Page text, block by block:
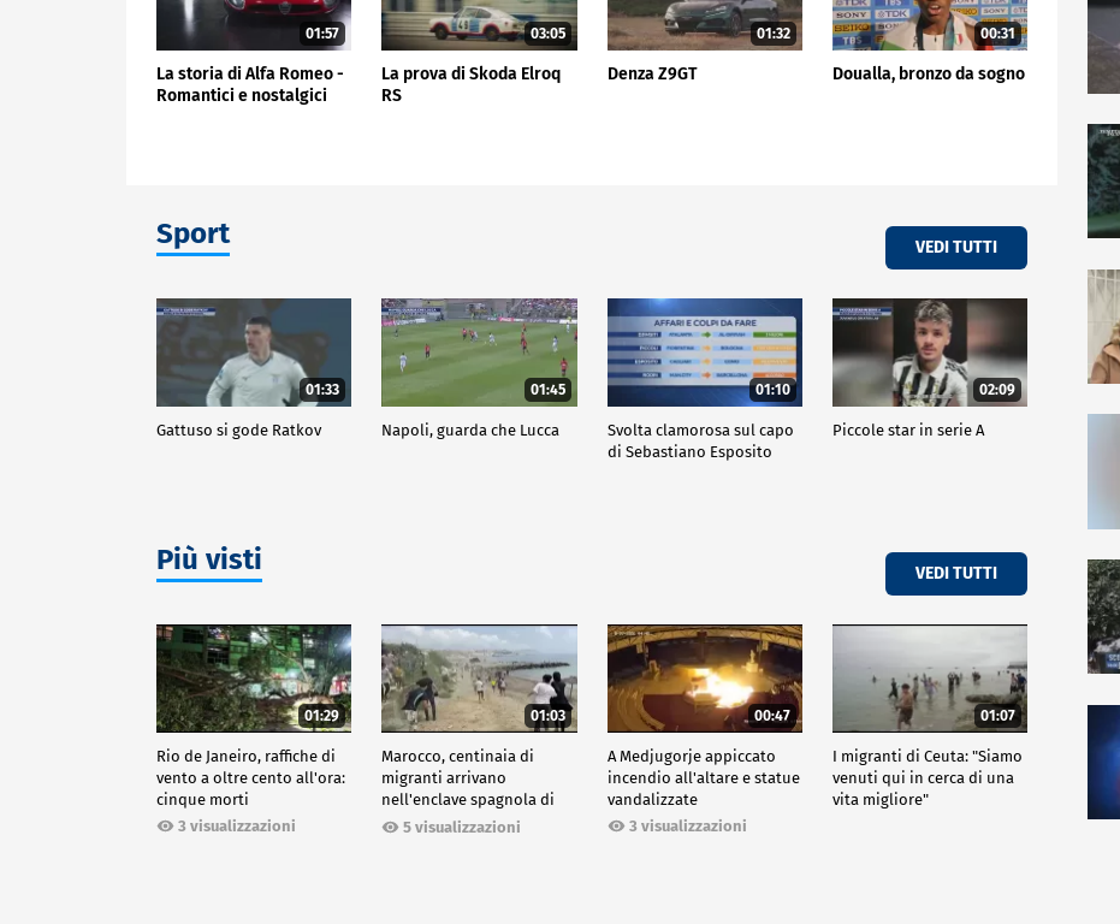
01:57
La storia di Alfa Romeo -
Romantici e nostalgici
03:05
La prova di Skoda Elroq
RS
01:32
Denza Z9GT
00:31
Doualla, bronzo da sogno
Sport VEDI TUTTI
01:33
Gattuso si gode Ratkov
01:45
Napoli, guarda che Lucca
01:10
Svolta clamorosa sul capo
di Sebastiano Esposito
02:09
Piccole star in serie A
Più visti VEDI TUTTI
01:29
Rio de Janeiro, raffiche di
vento a oltre cento all'ora:
cinque morti
3 visualizzazioni
01:03
Marocco, centinaia di
migranti arrivano
nell'enclave spagnola di
Ceuta5 visualizzazioni
00:47
A Medjugorje appiccato
incendio all'altare e statue
vandalizzate
3 visualizzazioni
01:07
I migranti di Ceuta: "Siamo
venuti qui in cerca di una
vita migliore"